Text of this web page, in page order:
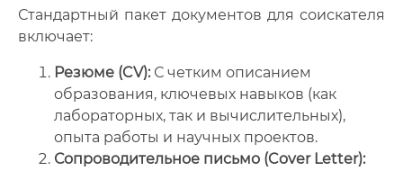
Стандартный пакет документов для соискателя
включает:
Резюме (CV):С четким описанием
образования, ключевых навыков (как
лабораторных, так и вычислительных),
опыта работы и научных проектов.
Сопроводительное письмо (Cover Letter):